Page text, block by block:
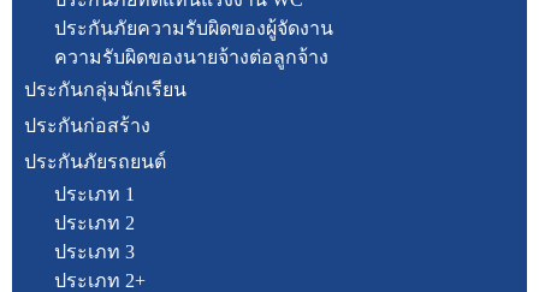
ประกันภัยความรับผิดของผู้จัดงาน
ความรับผิดของนายจ้างต่อลูกจ้าง
ประกันกลุ่มนักเรียน
ประกันก่อสร้าง
ประกันภัยรถยนต์
ประเภท 1
ประเภท 2
ประเภท 3
ประเภท 2+